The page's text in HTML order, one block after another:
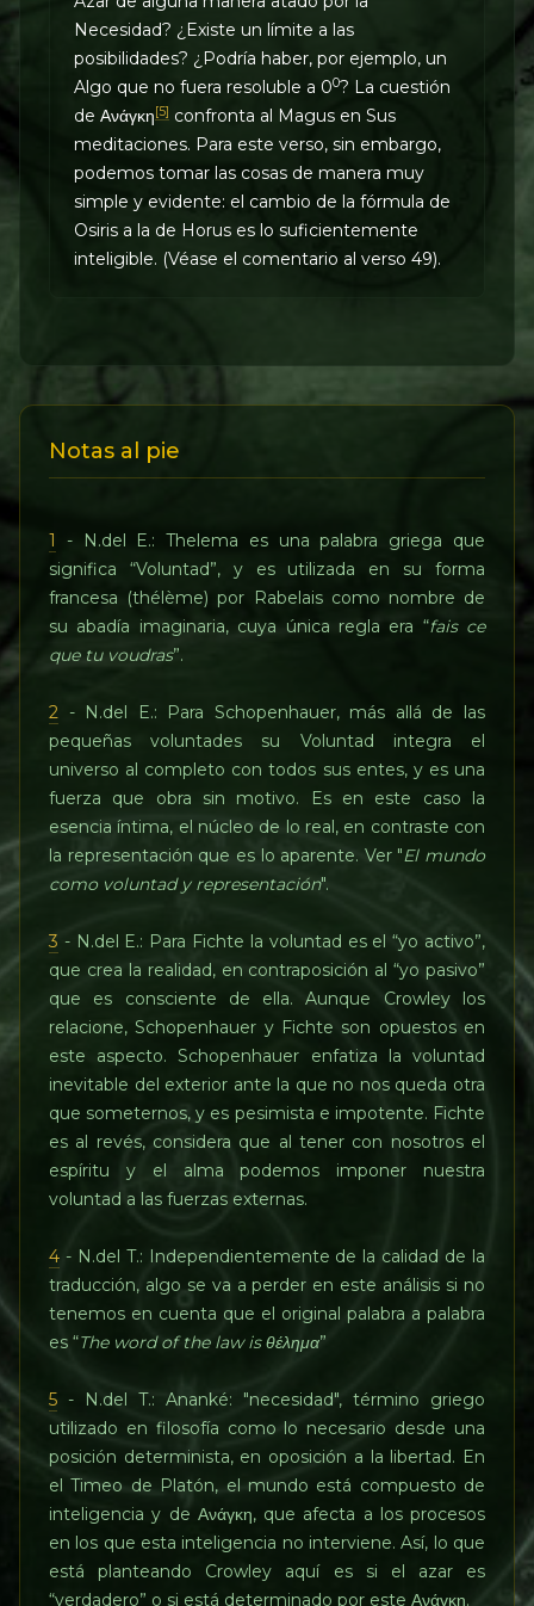
Necesidad? ¿Existe un límite a las
posibilidades? ¿Podría haber, por ejemplo, un
Algo que no fuera resoluble a 00? La cuestión
de Ανάγκη[5] confronta al Magus en Sus
meditaciones. Para este verso, sin embargo,
podemos tomar las cosas de manera muy
simple y evidente: el cambio de la fórmula de
Osiris a la de Horus es lo suficientemente
inteligible. (Véase el comentario al verso 49).
Notas al pie
1
- N.del E.: Thelema es una palabra griega que
significa “Voluntad”, y es utilizada en su forma
francesa (thélème) por Rabelais como nombre de
su abadía imaginaria, cuya única regla era “fais ce
que tu voudras”.
2 - N.del E.: Para Schopenhauer, más allá de las
pequeñas voluntades su Voluntad integra el
universo al completo con todos sus entes, y es una
fuerza que obra sin motivo. Es en este caso la
esencia íntima, el núcleo de lo real, en contraste con
la representación que es lo aparente. Ver "El mundo
como voluntad y representación".
3 - N.del E.: Para Fichte la voluntad es el “yo activo”,
que crea la realidad, en contraposición al “yo pasivo”
que es consciente de ella. Aunque Crowley los
relacione, Schopenhauer y Fichte son opuestos en
este aspecto. Schopenhauer enfatiza la voluntad
inevitable del exterior ante la que no nos queda otra
que someternos, y es pesimista e impotente. Fichte
es al revés, considera que al tener con nosotros el
espíritu y el alma podemos imponer nuestra
voluntad a las fuerzas externas.
4 - N.del T.: Independientemente de la calidad de la
traducción, algo se va a perder en este análisis si no
tenemos en cuenta que el original palabra a palabra
es “The word of the law is θέλημα”
5 - N.del T.: Ananké: "necesidad", término griego
utilizado en filosofía como lo necesario desde una
posición determinista, en oposición a la libertad. En
el Timeo de Platón, el mundo está compuesto de
inteligencia y de Ανάγκη, que afecta a los procesos
en los que esta inteligencia no interviene. Así, lo que
está planteando Crowley aquí es si el azar es
“verdadero” o si está determinado por este Ανάγκη.